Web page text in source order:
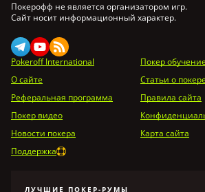
Покерофф не является организатором игр.
Сайт носит информационный характер.
Pokeroff International
Покер обучение
О сайте
Статьи о покере
Реферальная программа
Правила сайта
Покер видео
Новости покера
Карта сайта
Поддержка
ЛУЧШИЕ ПОКЕР-РУМЫ